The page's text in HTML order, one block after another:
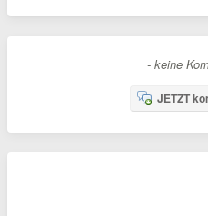
- keine
JETZT